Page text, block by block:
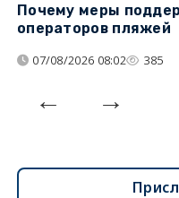
Почему меры
операторов пляжей
07/08/2026 08:02 385